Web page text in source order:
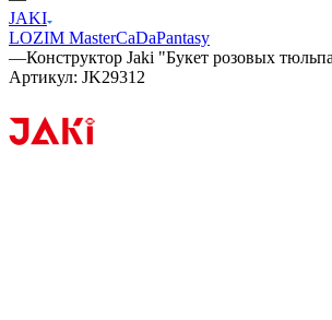
JAKI
LOZIM MasterCaDaPantasy
—Конструктор Jaki "Букет розовых
Артикул: JK29312